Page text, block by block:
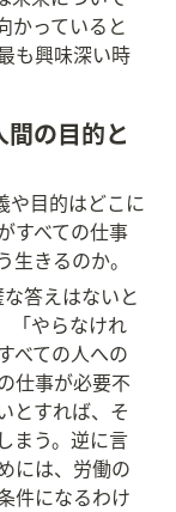
かっていると
も興味深い時
の目的と
や目的はどこに
すべての仕事
きるのか。
答えはないと
「やらなけれ
べての人への
仕事が必要不
とすれば、そ
まう。逆に言
には、労働の
件になるわけ